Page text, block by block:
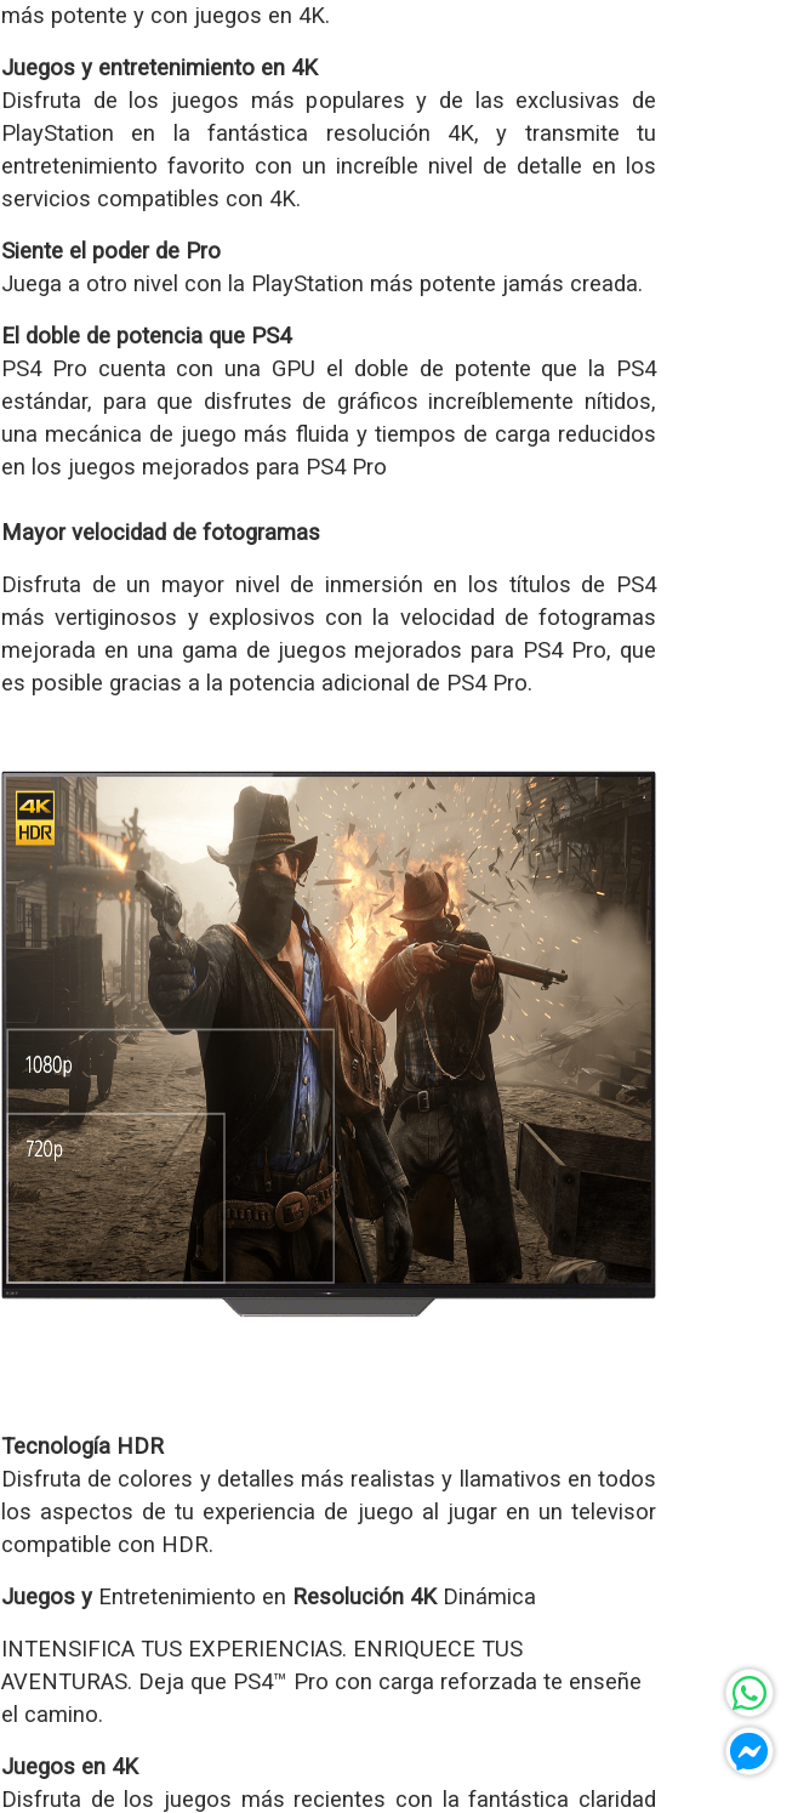
más potente y con juegos en 4K.
Juegos y entretenimiento en 4K
Disfruta de los juegos más populares y de las exclusivas de
PlayStation en la fantástica resolución 4K, y transmite tu
entretenimiento favorito con un increíble nivel de detalle en los
servicios compatibles con 4K.
Siente el poder de Pro
Juega a otro nivel con la PlayStation más potente jamás creada.
El doble de potencia que PS4
PS4 Pro cuenta con una GPU el doble de potente que la PS4
estándar, para que disfrutes de gráficos increíblemente nítidos,
una mecánica de juego más fluida y tiempos de carga reducidos
en los juegos mejorados para PS4 Pro
Mayor velocidad de fotogramas
Disfruta de un mayor nivel de inmersión en los títulos de PS4
más vertiginosos y explosivos con la velocidad de fotogramas
mejorada en una gama de juegos mejorados para PS4 Pro, que
es posible gracias a la potencia adicional de PS4 Pro.
Tecnología HDR
Disfruta de colores y detalles más realistas y llamativos en todos
los aspectos de tu experiencia de juego al jugar en un televisor
compatible con HDR.
Juegos y Entretenimiento en Resolución 4K Dinámica
INTENSIFICA TUS EXPERIENCIAS. ENRIQUECE TUS
AVENTURAS. Deja que PS4™ Pro con carga reforzada te enseñe
el camino.
Juegos en 4K
Disfruta de los juegos más recientes con la fantástica claridad